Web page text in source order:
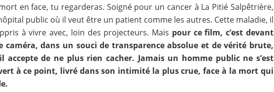
en face, tu regarderas. Soigné pour un cancer à La Pitié Salpêtrière,
public où il veut être un patient comme les autres. Cette maladie, il
à vivre avec, loin des projecteurs. Mais pour ce film, c’est devant
caméra, dans un souci de transparence absolue et de vérité brute,
accepte de ne plus rien cacher. Jamais un homme public ne s’est
à ce point, livré dans son intimité la plus crue, face à la mort qui